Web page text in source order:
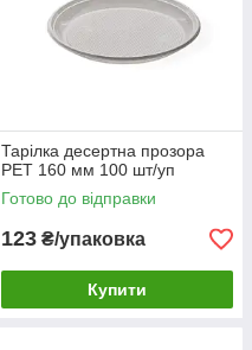
Тарілка десертна прозора
PET 160 мм 100 шт/уп
Готово до відправки
123 ₴/упаковка
Купити